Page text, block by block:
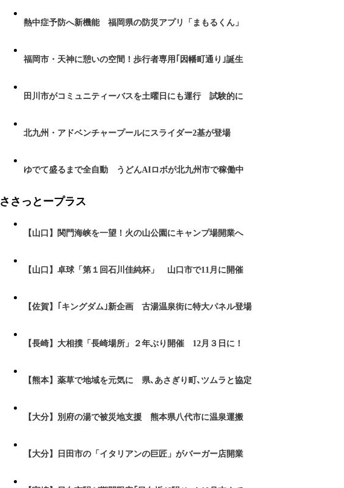
熱中症予防へ新機能 福岡県の防災アプリ「まもるくん」
福岡市・天神に憩いの空間！歩行者専用｢因幡町通り｣誕生
田川市がコミュニティーバスを土曜日にも運行 試験的に
北九州・アドベンチャープールにスライダー2基が登場
ゆでて盛るまで全自動 うどんAIロボが北九州市で稼働中
ささっとープラス
【山口】関門海峡を一望！火の山公園にキャンプ場開業へ
【山口】卓球「第１回石川佳純杯」 山口市で11月に開催
【佐賀】｢キングダム｣新企画 古湯温泉街に特大パネル登場
【長崎】大相撲「長崎場所」２年ぶり開催 12月３日に！
【熊本】薬草で地域を元気に 県､あさぎり町､ツムラと協定
【大分】別府の湯で被災地支援 熊本県八代市に温泉運搬
【大分】日田市の「イタリアンの巨匠」がバーガー店開業